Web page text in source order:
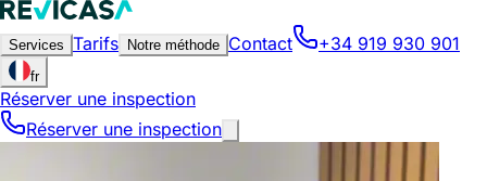
Services Tarifs Notre méthode Contact +34 919 930 901
fr
Réserver une inspection
Réserver une inspection